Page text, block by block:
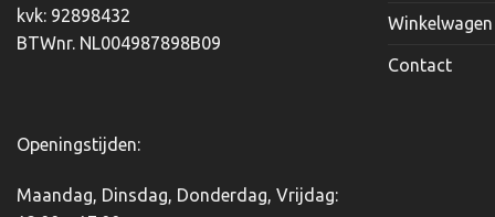
op
kvk: 92898432
BTWnr. NL004987898B09
Openingstijden:
Maandag, Dinsdag, Donderdag, Vrijdag:
Winkelwagen
Contact